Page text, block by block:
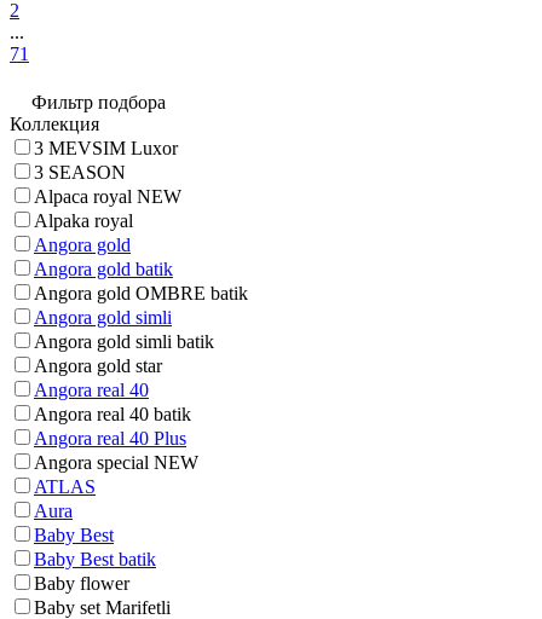
2
...
71
Фильтр подбора
Коллекция
3 MEVSIM Luxor
3 SEASON
Alpaca royal NEW
Alpaka royal
Angora gold
Angora gold batik
Angora gold OMBRE batik
Angora gold simli
Angora gold simli batik
Angora gold star
Angora real 40
Angora real 40 batik
Angora real 40 Plus
Angora special NEW
ATLAS
Aura
Baby Best
Baby Best batik
Baby flower
Baby set Marifetli